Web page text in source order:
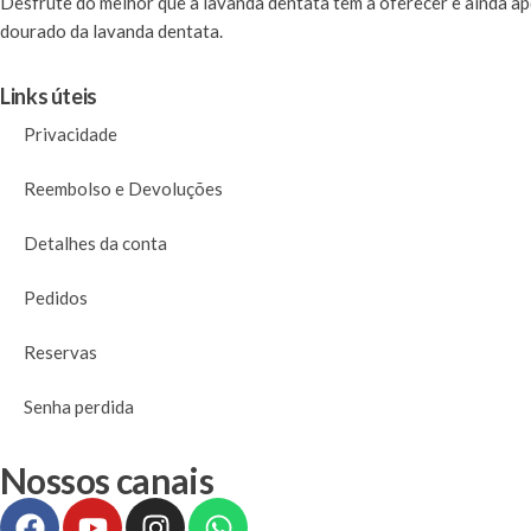
dourado da lavanda dentata.
Links úteis
Privacidade
Reembolso e Devoluções
Detalhes da conta
Pedidos
Reservas
Senha perdida
Nossos canais